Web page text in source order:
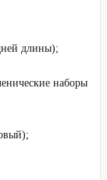
длины);
наборы